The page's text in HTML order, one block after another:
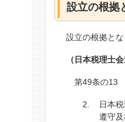
設立の根拠
設立の根拠と
（日本税理士会
第49条の13
日本
遵守